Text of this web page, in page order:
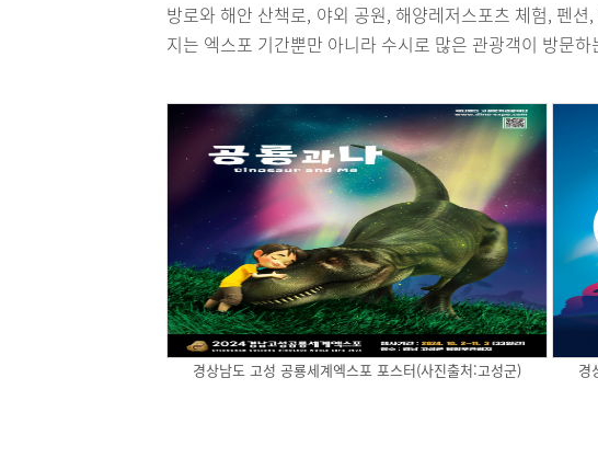
방로와 해안 산책로, 야외 공원, 해양레저스포츠 체험, 펜
지는 엑스포 기간뿐만 아니라 수시로 많은 관광객이 방문
경상남도 고성 공룡세계엑스포 포스터(사진출처:고성군) 경